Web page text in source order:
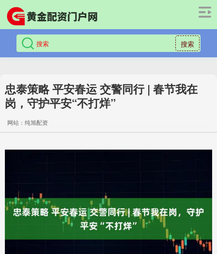
搜索
忠泰策略 平安春运 交警同行 | 春节我在
岗，守护平安“不打烊”
网站：纯旭配资